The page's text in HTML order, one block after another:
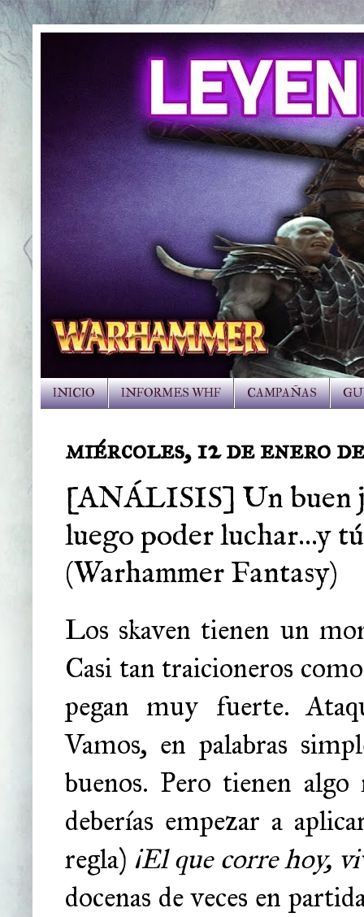
INICIO INFORMES WHF CAMPAÑAS
miércoles, 12 de enero
[ANÁLISIS] Un buen
luego poder luchar...y
(Warhammer Fantasy)
Los skaven tienen un
Casi tan traicioneros
pegan muy fuerte.
Vamos, en palabras
buenos. Pero tienen
deberías empezar a
regla) ¡El que corre hoy,
docenas de veces en